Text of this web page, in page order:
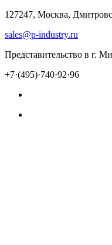
127247, Москва,
sales@p-industry.ru
Представительство в г.
+7·(495)·740·92·96